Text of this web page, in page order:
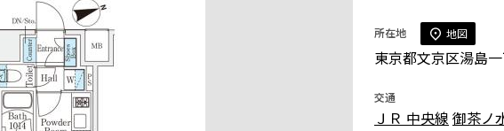
採用情報
ニュースリリース
お問い合わせ
駅・沿線から探す
地図から探す
キーワードから探す
当社限定(港区・渋谷区以外)
住まいのコラム
RESIDENT FIRST
MEMBERS登録
MEMBERS登録
ご入居・提携サービス
お部屋探しからご契約まで
よくあるご質問
所在地 地図
東京都文京区湯島
交通
ＪＲ 中央線 御茶ノ